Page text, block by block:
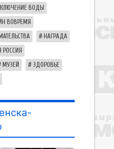
ВОДЫ
ВОВРЕМЯ
НАГРАДА
РОССИЯ
МУЗЕЙ ЗДОРОВЬЕ